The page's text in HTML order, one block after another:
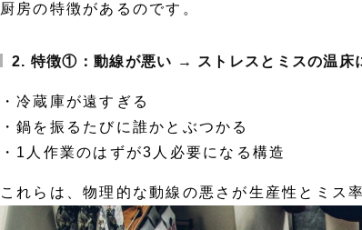
厨房の特徴があるのです。
2. 特徴①：動線が悪い → ストレスとミスの温床
・冷蔵庫が遠すぎる
・鍋を振るたびに誰かとぶつかる
・1人作業のはずが3人必要になる構造
これらは、物理的な動線の悪さが生産性とミス